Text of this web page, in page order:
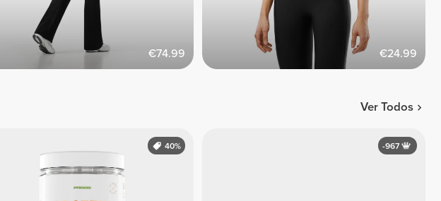
€74.99 €24.99
Ver Todos
40% -967